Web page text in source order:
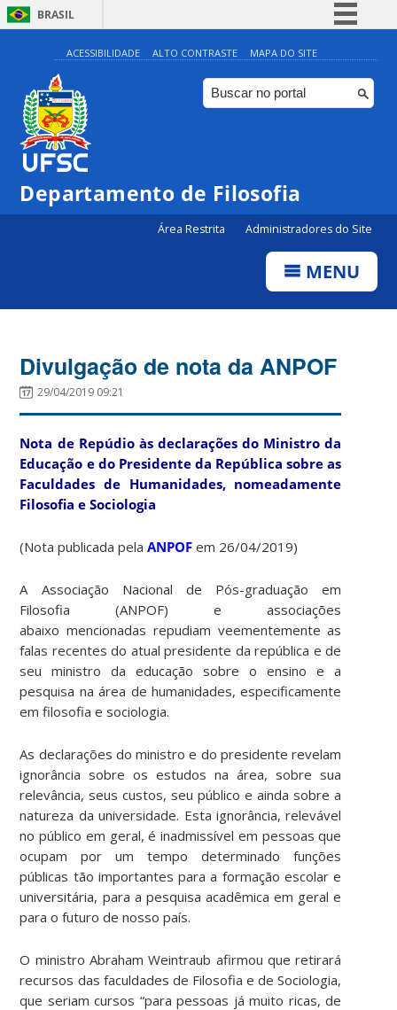
BRASIL
Simplifique!
Comunica BR
Participe
Canais
ACESSIBILIDADE ALTO CONTRASTE MAPA DO SITE
Departamento de Filosofia
Área Restrita Administradores do Site
MENU
Divulgação de nota da ANPOF
29/04/2019 09:21
Nota de Repúdio às declarações do Ministro da
Educação e do Presidente da República sobre as
Faculdades de Humanidades, nomeadamente
Filosofia e Sociologia
(Nota publicada pelaANPOF em 26/04/2019)
A Associação Nacional de Pós-graduação em
Filosofia (ANPOF) e associações
abaixo mencionadas repudiam veementemente as
falas recentes do atual presidente da república e de
seu ministro da educação sobre o ensino e a
pesquisa na área de humanidades, especificamente
em filosofia e sociologia.
As declarações do ministro e do presidente revelam
ignorância sobre os estudos na área, sobre sua
relevância, seus custos, seu público e ainda sobre a
natureza da universidade. Esta ignorância, relevável
no público em geral, é inadmissível em pessoas que
ocupam por um tempo determinado funções
públicas tão importantes para a formação escolar e
universitária, para a pesquisa acadêmica em geral e
para o futuro de nosso país.
O ministro Abraham Weintraub afirmou que retirará
recursos das faculdades de Filosofia e de Sociologia,
que seriam cursos “para pessoas já muito ricas, de